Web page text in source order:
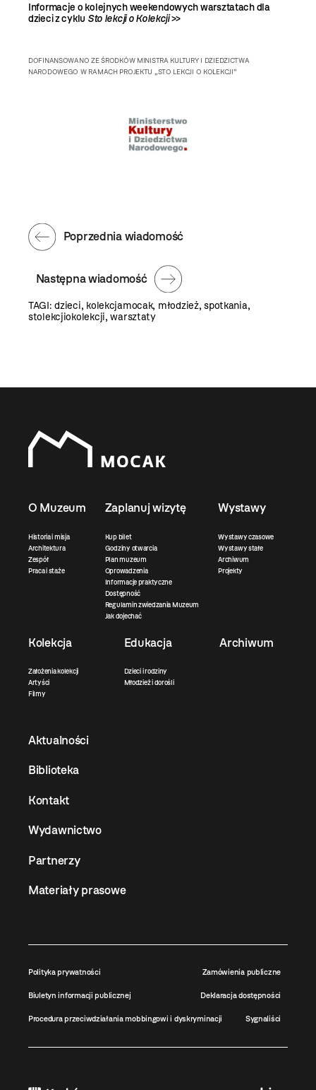
Informacje o kolejnych weekendowych warsztatach dla
dzieci z cyklu Sto lekcji o Kolekcji>>
DOFINANSOWANO ZE ŚRODKÓW MINISTRA KULTURY I DZIEDZICTWA
NARODOWEGO W RAMACH PROJEKTU „STO LEKCJI O KOLEKCJI”
Następna wiadomość
Poprzednia wiadomość
TAGI:dzieci, kolekcjamocak, młodzież,spotkania,
stolekcjiokolekcji,warsztaty
O Muzeum
Historia i misja
Architektura
Zespół
Praca i staże
Zaplanuj wizytę
Kup bilet
Godziny otwarcia
Plan muzeum
Oprowadzenia
Informacje praktyczne
Dostępność
Regulamin zwiedzania Muzeum
Jak dojechać
Wystawy
Wystawy czasowe
Wystawy stałe
Archiwum
Projekty
Kolekcja
Założenia kolekcji
Artyści
Filmy
Edukacja
Dzieci i rodziny
Młodzież i dorośli
Archiwum
Aktualności
Biblioteka
Kontakt
Wydawnictwo
Partnerzy
Materiały prasowe
Polityka prywatności Zamówienia publiczne
Biuletyn informacji publicznej Deklaracja dostępności
Procedura przeciwdziałania mobbingowi i dyskryminacji Sygnaliści